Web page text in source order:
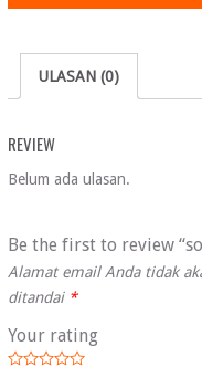
ULASAN (0)
REVIEW
Belum ada ulasan.
Be the first to review
Alamat email Anda tidak
ditandai *
Your rating